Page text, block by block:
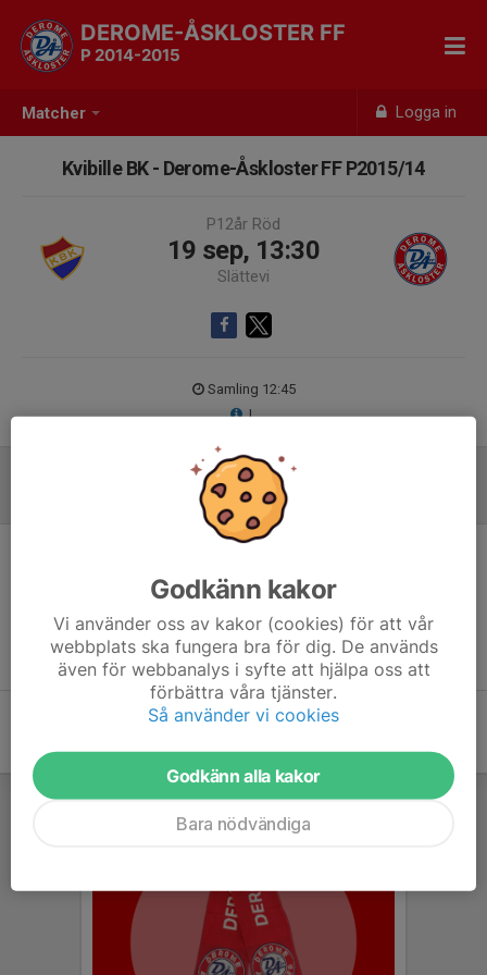
Matcher Logga in
DEROME-ÅSKLOSTER FF
P 2014-2015
Kvibille BK - Derome-Åskloster FF P2015/14
P12år Röd
19 sep, 13:30
Slättevi
Samling 12:45
L
Inget skrivet
Godkänn kakor
Vi använder oss av kakor (cookies) för att vår
webbplats ska fungera bra för dig. De används
även för webbanalys i syfte att hjälpa oss att
förbättra våra tjänster.
Så använder vi cookies
Godkänn alla kakor
Bara nödvändiga